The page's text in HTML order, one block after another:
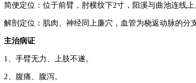
简便定位：位于前臂，肘横纹下2寸，阳溪与曲池连线上
解剖定位：肌肉、神经同上廉穴，血管为桡返动脉的分支
主治病证
1、手臂无力、上肢不遂。
2、腹痛、腹泻。